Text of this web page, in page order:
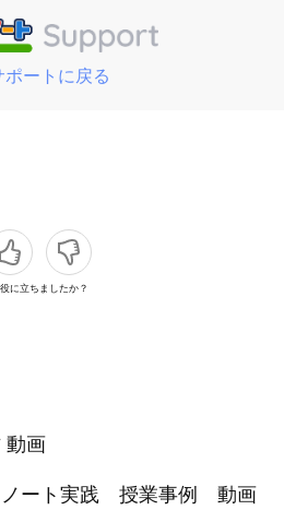
ートに戻る
に立ちましたか？
動画
ノート実践 授業事例 動画